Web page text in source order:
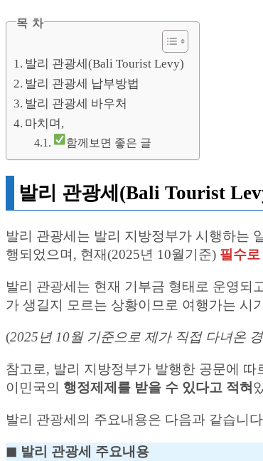
목 차
발리 관광세(Bali Tourist Levy)
발리 관광세 납부방법
발리 관광세 바우처
마치며,
함께보면 좋은 글
발리 관광세(Bali Tourist
발리 관광세는 발리 지방정부가 시행하는
행되었으며, 현재(2025년 10월기준) 필수
발리 관광세는 현재 기부금 형태로 운영되
가 생길지 모르는 상황이므로 여행가는 시
(2025년 10월 기준으로 제가 직접 다녀온
참고로, 발리 지방정부가 발행한 공문에
이민국의 행정제제를 받을 수 있다고 적혀
발리 관광세의 주요내용은 다음과 같습니
◼︎ 발리 관광세 주요내용